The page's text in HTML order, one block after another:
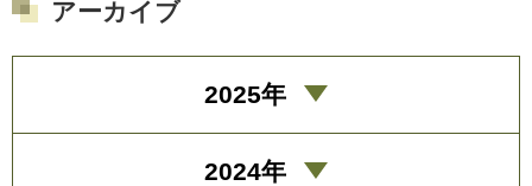
アーカイブ
2025年
2024年